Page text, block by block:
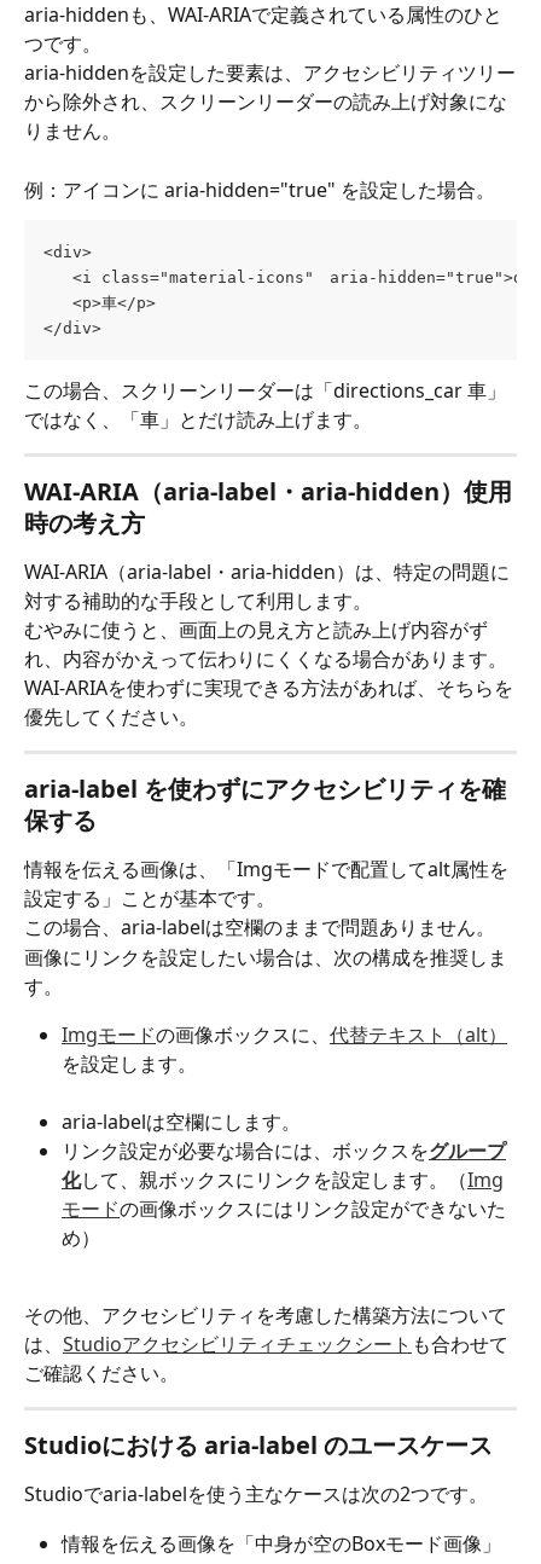
aria-hiddenも、WAI-ARIAで定義されている属性のひと
つです。
aria-hiddenを設定した要素は、アクセシビリティツリー
から除外され、スクリーンリーダーの読み上げ対象にな
りません。
例：アイコンに aria-hidden="true" を設定した場合。
<div>
<i class="material-icons"　aria-
   <p>車</p>
</div>
この場合、スクリーンリーダーは「directions_car 車」
ではなく、「車」とだけ読み上げます。
WAI-ARIA（aria-label・aria-hidden）使用
時の考え方
WAI-ARIA（aria-label・aria-hidden）は、特定の問題に
対する補助的な手段として利用します。
むやみに使うと、画面上の見え方と読み上げ内容がず
れ、内容がかえって伝わりにくくなる場合があります。
WAI-ARIAを使わずに実現できる方法があれば、そちらを
優先してください。
aria-label を使わずにアクセシビリティを確
保する
情報を伝える画像は、「Imgモードで配置してalt属性を
設定する」ことが基本です。
この場合、aria-labelは空欄のままで問題ありません。
画像にリンクを設定したい場合は、次の構成を推奨しま
す。
Imgモードの画像ボックスに、 代替テキスト（alt）
を設定します。
aria-labelは空欄にします。
リンク設定が必要な場合には、ボックスをグループ
化して、親ボックスにリンクを設定します。（Img
モードの画像ボックスにはリンク設定ができないた
め）
その他、アクセシビリティを考慮した構築方法について
は、 Studioアクセシビリティチェックシート も合わせて
ご確認ください。
Studioにおける aria-label のユースケース
Studioでaria-labelを使う主なケースは次の2つです。
情報を伝える画像を「中身が空のBoxモード画像」